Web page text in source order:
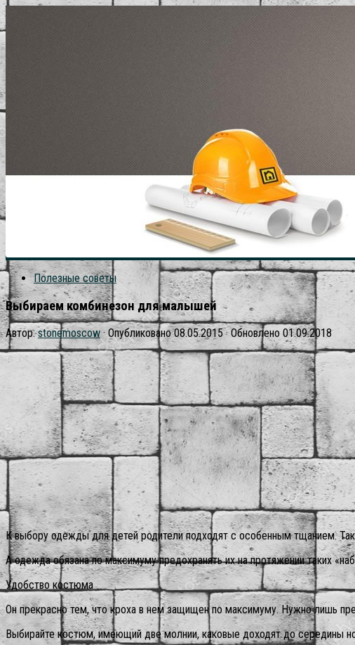
Полезные советы
Выбираем комбинезон для малышей
Автор:stonemoscow · Опубликовано08.05.2015· Обновлено01.09.2018
К выбору одежды для детей родители подходят с особенным тщанием.
А одежда обязана по максимуму предохранять их на протяжении таких
Удобство костюма
Он прекрасно тем, что кроха в нем защищен по максимуму. Нужно лишь
Выбирайте костюм, имеющий две молнии, каковые доходят до середины